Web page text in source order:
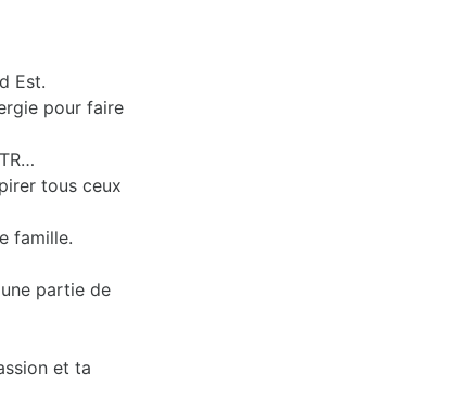
Est.
pour faire
tous ceux
famille.
partie de
et ta